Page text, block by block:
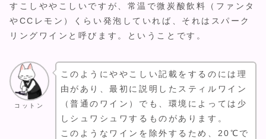
すこしややこしいですが、常温で微炭酸飲料（ファンタ
やCCレモン）くらい発泡していれば、それはスパーク
リングワインと呼びます。ということです。
コットン
このようにややこしい記載をするのには理
由があり、最初に説明したスティルワイン
（普通のワイン）でも、環境によっては少
しシュワシュワするものがあります。
このようなワインを除外するため、20℃で